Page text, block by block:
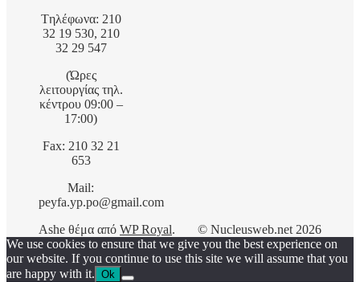
Tηλέφωνα: 210
32 19 530, 210
32 29 547
(Ώρες
λειτουργίας τηλ.
κέντρου 09:00 –
17:00)
Fax: 210 32 21
653
Mail:
peyfa.yp.po@gmail.com
© Nucleusweb.net 2026
Ashe θέμα από WP Royal.
We use cookies to ensure that we give you the best experience on
our website. If you continue to use this site we will assume that you
are happy with it. Ok